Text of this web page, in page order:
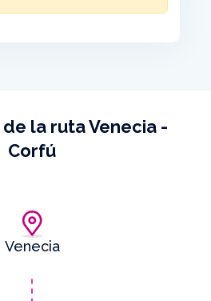
la ruta Venecia -
Corfú
Venecia